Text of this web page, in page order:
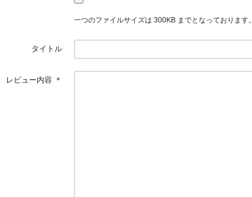
一つのファイルサイズは 300KB までとなっております。
タイトル
レビュー内容 ＊